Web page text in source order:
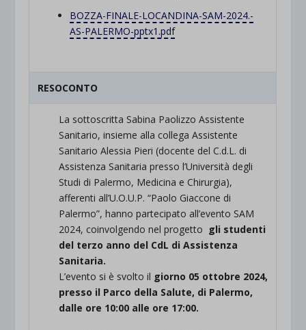
BOZZA-FINALE-LOCANDINA-SAM-2024.-
AS-PALERMO-pptx1.pdf
RESOCONTO
La sottoscritta Sabina Paolizzo Assistente
Sanitario, insieme alla collega Assistente
Sanitario Alessia Pieri (docente del C.d.L. di
Assistenza Sanitaria presso l’Università degli
Studi di Palermo, Medicina e Chirurgia),
afferenti all’U.O.U.P. “Paolo Giaccone di
Palermo”, hanno partecipato all’evento SAM
2024, coinvolgendo nel progetto gli studenti
del terzo anno del CdL di Assistenza
Sanitaria.
L’evento si è svolto il giorno 05 ottobre 2024,
presso il Parco della Salute, di Palermo,
dalle ore 10:00 alle ore 17:00.